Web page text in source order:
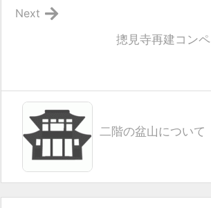
摠見寺再建コンペ
Next
二階の盆山について